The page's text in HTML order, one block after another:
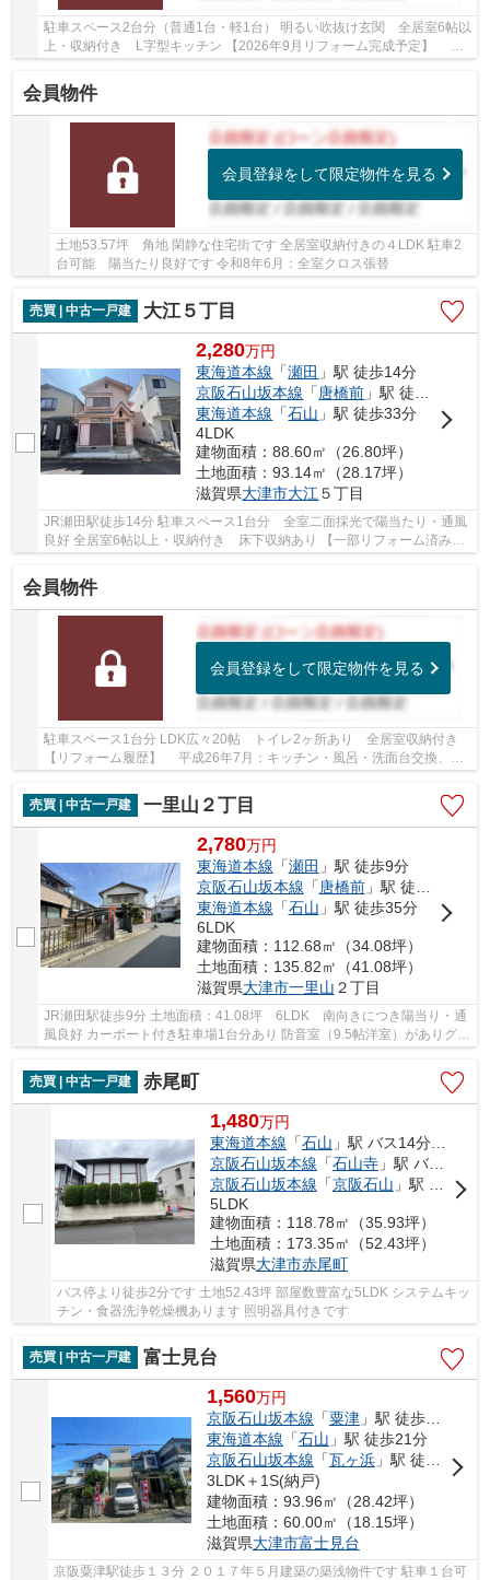
駐車スペース2台分（普通1台・軽1台） 明るい吹抜け玄関 全居室6帖以
上・収納付き L字型キッチン 【2026年9月リフォーム完成予定】 水
会員物件
会員登録をして限定物件を見る
土地53.57坪 角地 閑静な住宅街です 全居室収納付きの４LDK 駐車2
台可能 陽当たり良好です 令和8年6月：全室クロス張替
売買 | 中古一戸建 大江５丁目
2,280万円
東海道本線 「瀬田 」駅 徒歩14分
京阪石山坂本線 「 唐橋前 」駅 徒歩35分
東海道本線 「石山 」駅 徒歩33分
4LDK
建物面積：88.60㎡（26.80坪）
土地面積：93.14㎡（28.17坪）
滋賀県大津市大江 ５丁目
JR瀬田駅徒歩14分 駐車スペース1台分 全室二面採光で陽当たり・通風
良好 全居室6帖以上・収納付き 床下収納あり 【一部リフォーム済み】
会員物件
会員登録をして限定物件を見る
駐車スペース1台分 LDK広々20帖 トイレ2ヶ所あり 全居室収納付き
【リフォーム履歴】 平成26年7月：キッチン・風呂・洗面台交換、
LDKクロス張替、 キッチンフロアタイル張り替え...
売買 | 中古一戸建
一里山２丁目
2,780万円
東海道本線 「瀬田 」駅 徒歩9分
京阪石山坂本線 「 唐橋前」駅 徒歩35分
東海道本線 「石山 」駅 徒歩35分
6LDK
建物面積：112.68㎡（34.08坪）
土地面積：135.82㎡（41.08坪）
滋賀県大津市一里山 ２丁目
JR瀬田駅徒歩9分 土地面積：41.08坪 6LDK 南向きにつき陽当り・通
風良好 カーポート付き駐車場1台分あり 防音室（9.5帖洋室）がありグラ
ンドピアノの設置が可能です 小学校・スーパ...
売買 | 中古一戸建
赤尾町
1,480万円
東海道本線 「石山 」駅 バス14分 「赤尾町」 停歩2分
京阪石山坂本線 「石山寺」駅 バス7分 「赤尾町」 停歩2分
京阪石山坂本線 「京阪石山 」駅 バス14分 「赤尾町」 停歩2分
5LDK
建物面積：118.78㎡（35.93坪）
土地面積：173.35㎡（52.43坪）
滋賀県大津市赤尾町
バス停より徒歩2分です 土地52.43坪 部屋数豊富な5LDK システムキッ
チン・食器洗浄乾燥機あります 照明器具付きです
売買 | 中古一戸建 富士見台
1,560万円
京阪石山坂本線 「粟津」駅 徒歩13分
東海道本線 「石山 」駅 徒歩21分
京阪石山坂本線 「瓦ヶ浜」駅 徒歩16分
3LDK＋1S(納戸)
建物面積：93.96㎡（28.42坪）
土地面積：60.00㎡（18.15坪）
滋賀県大津市富士見台
京阪粟津駅徒歩１３分 ２０１７年５月建築の築浅物件です 駐車１台可